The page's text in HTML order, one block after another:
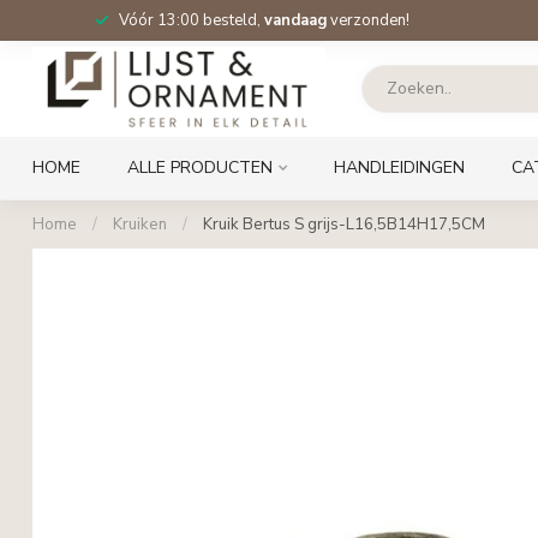
Vóór 13:00 besteld, vandaagverzonden!
HOME ALLE PRODUCTEN HANDLEIDINGEN
Home / Kruiken / Kruik Bertus S grijs-L16,5B14H17,5CM